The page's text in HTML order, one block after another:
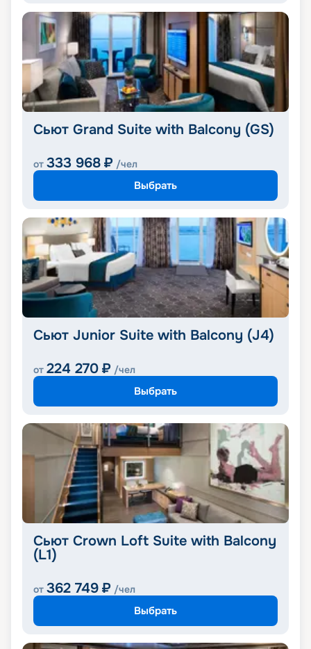
Сьют Grand Suite with Balcony (GS)
от 333 968 ₽ /чел
Выбрать
Сьют Junior Suite with Balcony (J4)
от 224 270 ₽ /чел
Выбрать
Сьют Crown Loft Suite with Balcony
(L1)
от 362 749 ₽ /чел
Выбрать